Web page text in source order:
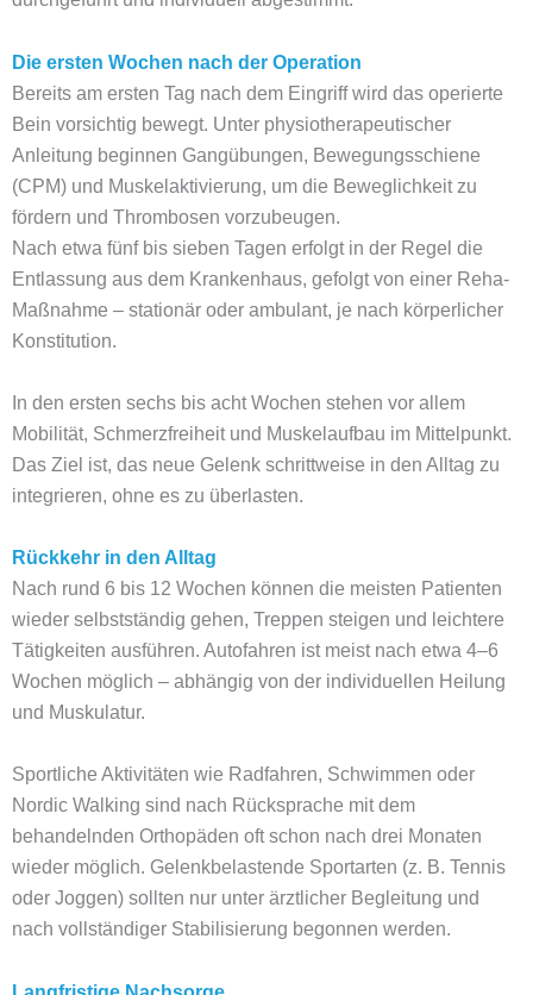
Die ersten Wochen nach der Operation
Bereits am ersten Tag nach dem Eingriff wird das operierte
Bein vorsichtig bewegt. Unter physiotherapeutischer
Anleitung beginnen Gangübungen, Bewegungsschiene
(CPM) und Muskelaktivierung, um die Beweglichkeit zu
fördern und Thrombosen vorzubeugen.
Nach etwa fünf bis sieben Tagen erfolgt in der Regel die
Entlassung aus dem Krankenhaus, gefolgt von einer Reha-
Maßnahme – stationär oder ambulant, je nach körperlicher
Konstitution.
In den ersten sechs bis acht Wochen stehen vor allem
Mobilität, Schmerzfreiheit und Muskelaufbau im Mittelpunkt.
Das Ziel ist, das neue Gelenk schrittweise in den Alltag zu
integrieren, ohne es zu überlasten.
Rückkehr in den Alltag
Nach rund 6 bis 12 Wochen können die meisten Patienten
wieder selbstständig gehen, Treppen steigen und leichtere
Tätigkeiten ausführen. Autofahren ist meist nach etwa 4–6
Wochen möglich – abhängig von der individuellen Heilung
und Muskulatur.
Sportliche Aktivitäten wie Radfahren, Schwimmen oder
Nordic Walking sind nach Rücksprache mit dem
behandelnden Orthopäden oft schon nach drei Monaten
wieder möglich. Gelenkbelastende Sportarten (z. B. Tennis
oder Joggen) sollten nur unter ärztlicher Begleitung und
nach vollständiger Stabilisierung begonnen werden.